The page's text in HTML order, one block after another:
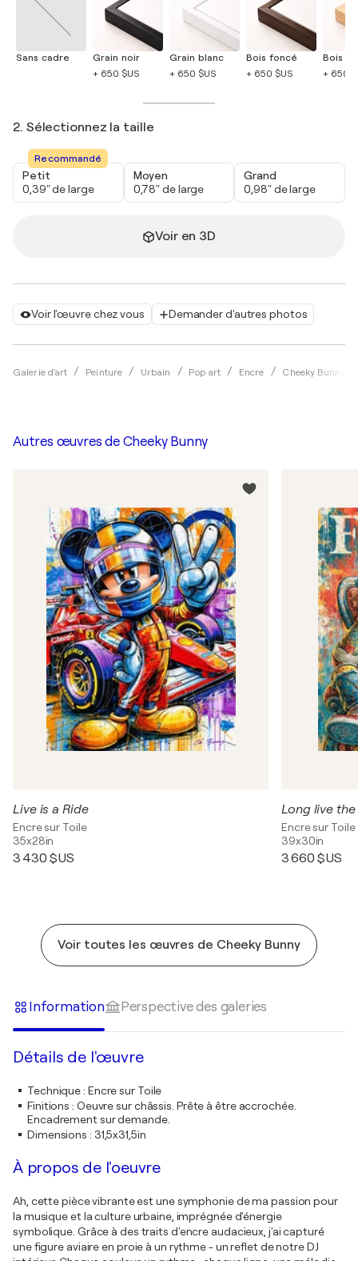
Voir l'œuvre chez vous Demander d'autres photos
Galerie d'art Peinture Urbain Pop art Encre Cheeky Bunny
Sans cadre
Grain noir
+ 650 $US
Grain blanc
+ 650 $US
Bois foncé
+ 650 $US
Bois
+ 650
2. Sélectionnez la taille
Recommandé
Petit
0,39" de large
Moyen
0,78" de large
Grand
0,98" de large
Voir en 3D
Autres œuvres de Cheeky Bunny
Live is a Ride
Encre sur Toile
35x28in
3 430 $US
Long live the
Encre sur Toile
39x30in
3 660 $US
Voir toutes les œuvres de Cheeky Bunny
Information Perspective des galeries
Détails de l'œuvre
Technique: Encre sur Toile
Finitions : Oeuvre sur châssis. Prête à être accrochée.
Encadrement sur demande.
Dimensions : 31,5x31,5in
À propos de l'oeuvre
Ah, cette pièce vibrante est une symphonie de ma passion pour
la musique et la culture urbaine, imprégnée d'énergie
symbolique. Grâce à des traits d'encre audacieux, j'ai capturé
une figure aviaire en proie à un rythme - un reflet de notre DJ